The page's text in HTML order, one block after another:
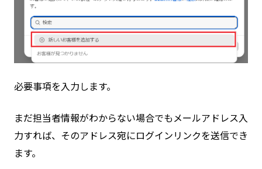
必要事項を入力します。
まだ担当者情報がわからない場合でもメールアドレス入
力すれば、そのアドレス宛にログインリンクを送信でき
ます。